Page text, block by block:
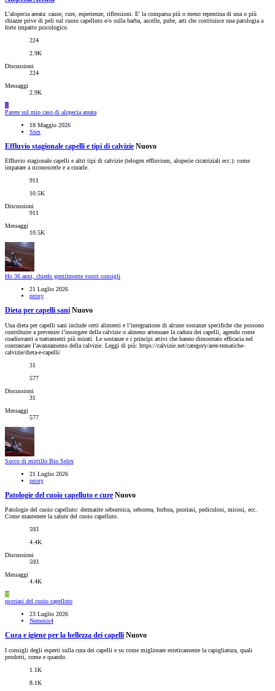
L'alopecia areata: cause, cure, esperienze, riflessioni. E' la comparsa più o meno repentina di una o più
chiazze prive di peli sul cuoio capelluto e/o sulla barba, ascelle, pube, arti che costituisce una patologia a
forte impatto psicologico.
224
2.9K
Discussioni
224
Messaggi
2.9K
S
Parere sul mio caso di alopecia areata
18 Maggio 2026
Stex
Effluvio stagionale capelli e tipi di calvizie Nuovo
Effluvio stagionale capelli e altri tipi di calvizie (telogen effluvium, alopecie cicatriziali ecc.): come
imparare a riconoscerle e a curarle.
911
10.5K
Discussioni
911
Messaggi
10.5K
Ho 36 anni, chiedo gentilmente vostri consigli
21 Luglio 2026
proxy
Dieta per capelli sani Nuovo
Una dieta per capelli sani include certi alimenti e l’integrazione di alcune sostanze specifiche che possono
contribuire a prevenire l’insorgere della calvizie o almeno attenuare la caduta dei capelli, agendo come
coadiuvanti a trattamenti più mirati. Le sostanze e i principi attivi che hanno dimostrato efficacia nel
contrastare l’avanzamento della calvizie. Leggi di più: https://calvizie.net/category/aree-tematiche-
calvizie/dieta-e-capelli/
31
577
Discussioni
31
Messaggi
577
Succo di mirtillo Bio Selex
21 Luglio 2026
proxy
Patologie del cuoio capelluto e cure Nuovo
Patologie del cuoio capelluto: dermatite seborroica, seborrea, forfora, psoriasi, pediculosi, micosi, ecc.
Come mantenere la salute del cuoio capelluto.
593
4.4K
Discussioni
593
Messaggi
4.4K
N
psoriasi del cuoio capelluto
23 Luglio 2026
Nemesis4
Cura e igiene per la bellezza dei capelli Nuovo
I consigli degli esperti sulla cura dei capelli e su come migliorare esteticamente la capigliatura, quali
prodotti, come e quando.
1.1K
8.1K